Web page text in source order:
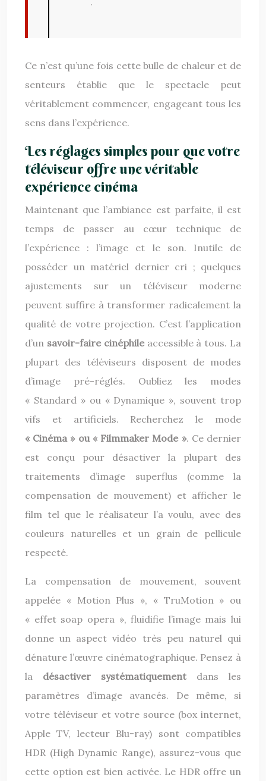
Ce n’est qu’une fois cette bulle de chaleur et de
senteurs établie que le spectacle peut
véritablement commencer, engageant tous les
sens dans l’expérience.
Les réglages simples pour que votre
téléviseur offre une véritable
expérience cinéma
Maintenant que l’ambiance est parfaite, il est
temps de passer au cœur technique de
l’expérience : l’image et le son. Inutile de
posséder un matériel dernier cri ; quelques
ajustements sur un téléviseur moderne
peuvent suffire à transformer radicalement la
qualité de votre projection. C’est l’application
d’un savoir-faire cinéphileaccessible à tous. La
plupart des téléviseurs disposent de modes
d’image pré-réglés. Oubliez les modes
« Standard » ou « Dynamique », souvent trop
vifs et artificiels. Recherchez le mode
« Cinéma » ou « Filmmaker Mode ». Ce dernier
est conçu pour désactiver la plupart des
traitements d’image superflus (comme la
compensation de mouvement) et afficher le
film tel que le réalisateur l’a voulu, avec des
couleurs naturelles et un grain de pellicule
respecté.
La compensation de mouvement, souvent
appelée « Motion Plus », « TruMotion » ou
« effet soap opera », fluidifie l’image mais lui
donne un aspect vidéo très peu naturel qui
dénature l’œuvre cinématographique. Pensez à
la désactiver systématiquementdans les
paramètres d’image avancés. De même, si
votre téléviseur et votre source (box internet,
Apple TV, lecteur Blu-ray) sont compatibles
HDR (High Dynamic Range), assurez-vous que
cette option est bien activée. Le HDR offre un